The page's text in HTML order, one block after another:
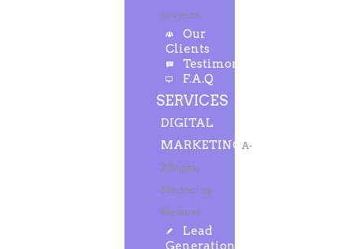
projects
Our
Clients
Testimonials
F.A.Q
SERVICES
DIGITAL
MARKETING A-
Z Digital
Marketing
Services
Lead
Generation